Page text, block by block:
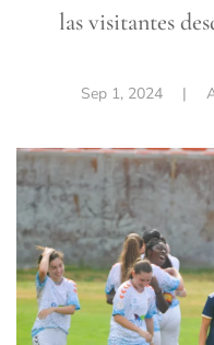
las visitantes
Sep 1, 2024|